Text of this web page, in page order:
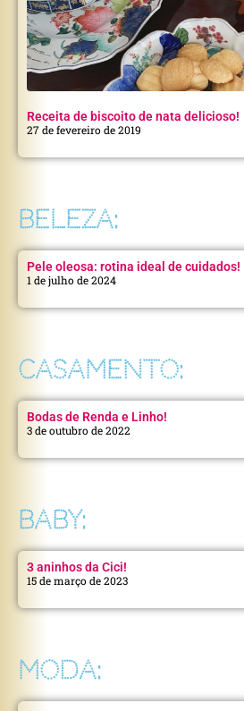
Receita de biscoito de nata delicioso!
27 de fevereiro de 2019
BELEZA:
Pele oleosa: rotina ideal de cuidados!
1 de julho de 2024
CASAMENTO:
Bodas de Renda e Linho!
3 de outubro de 2022
BABY:
3 aninhos da Cici!
15 de março de 2023
MODA: